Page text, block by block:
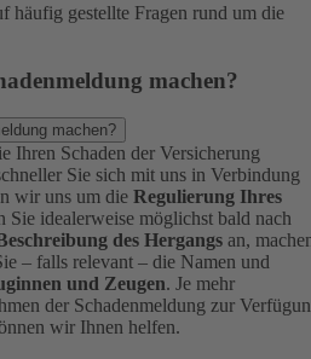
häufig gestellte Fragen rund um die
machen?
machen?
Ihren Schaden der Versicherung
Sie sich mit uns in Verbindung
wir uns um die Regulierung Ihres
Sie idealerweise möglichst bald nach
des Hergangs an,
– falls relevant – die Namen und
und Zeugen. Je mehr
der Schadenmeldung zur
wir Ihnen helfen.